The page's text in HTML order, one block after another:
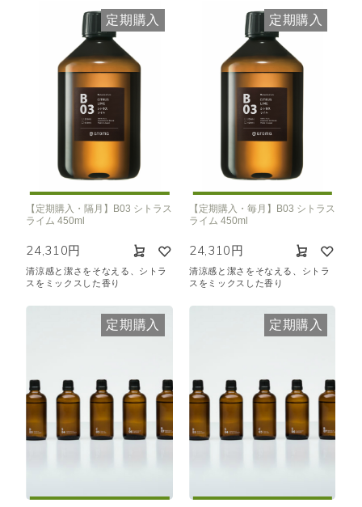
定期購入
【定期購入・隔月】B03 シトラス
ライム 450ml
24,310円
清涼感と潔さをそなえる、シトラ
スをミックスした香り
定期購入
【定期購入・毎月】B03 シトラス
ライム 450ml
24,310円
清涼感と潔さをそなえる、シトラ
スをミックスした香り
定期購入 定期購入